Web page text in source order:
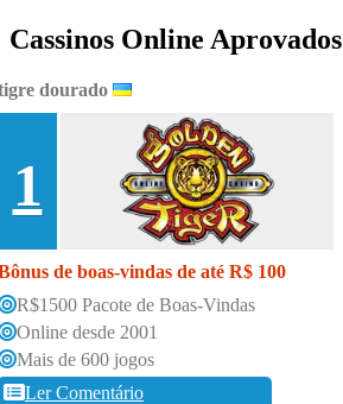
Cassinos Online Aprovados
dourado
1
de boas-vindas de até R$ 100
R$1500 Pacote de Boas-Vindas
Online desde 2001
Mais de 600 jogos
Ler Comentário